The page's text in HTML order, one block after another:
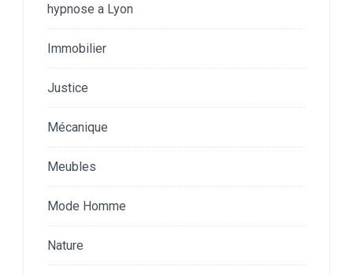
hypnose a Lyon
Immobilier
Justice
Mécanique
Meubles
Mode Homme
Nature